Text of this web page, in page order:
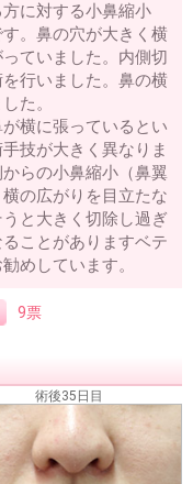
に対する小鼻縮小
す。鼻の穴が大きく横
ていました。内側切
行いました。鼻の横
た。
横に張っているとい
技が大きく異なりま
らの小鼻縮小（鼻翼
の広がりを目立たな
と大きく切除し過ぎ
ことがありますベテ
めしています。
9票
術後35日目